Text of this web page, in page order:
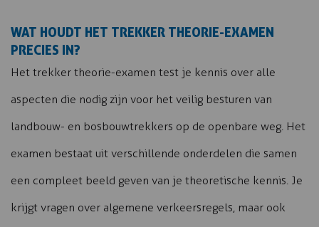
WAT HOUDT HET TREKKER THEORIE-EXAMEN
PRECIES IN?
Het trekker theorie-examen test je kennis over alle
aspecten die nodig zijn voor het veilig besturen van
landbouw- en bosbouwtrekkers op de openbare weg. Het
examen bestaat uit verschillende onderdelen die samen
een compleet beeld geven van je theoretische kennis. Je
krijgt vragen over algemene verkeersregels, maar ook